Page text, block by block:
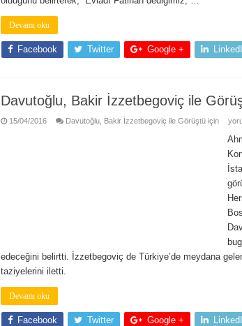
Devamı oku
Facebook Twitter Google +
Davutoğlu, Bakir İzzetbegoviç ile
15/04/2016 Davutoğlu, Bakir İzzetbegoviç ile Görüştü için
edeceğini belirtti. İzzetbegoviç de Türkiye’de meydana
taziyelerini iletti.
Devamı oku
Facebook Twitter Google +